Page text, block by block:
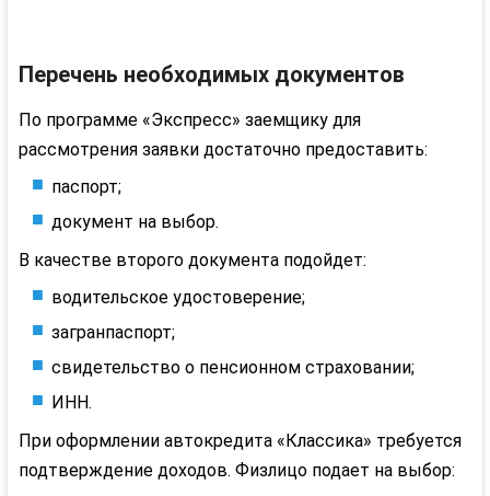
Перечень необходимых документов
По программе «Экспресс» заемщику для
рассмотрения заявки достаточно предоставить:
паспорт;
документ на выбор.
В качестве второго документа подойдет:
водительское удостоверение;
загранпаспорт;
свидетельство о пенсионном страховании;
ИНН.
При оформлении автокредита«Классика» требуется
подтверждение доходов. Физлицоподает на выбор: